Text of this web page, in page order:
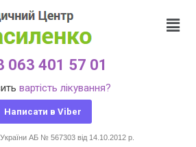
063 401 57 01
вартість лікування?
Написати в Viber
АБ № 567303 від 14.10.2012 р.